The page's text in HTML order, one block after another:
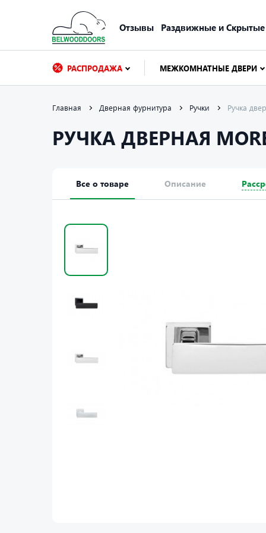
Отзывы Раздвижные и Скрытые
РАСПРОДАЖА МЕЖКОМНАТНЫЕ ДВЕРИ
Главная Дверная фурнитура Ручки Ручка
РУЧКА ДВЕРНАЯ
Все о товаре Описание